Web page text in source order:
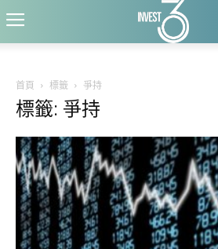
首頁 標籤 爭持
標籤: 爭持